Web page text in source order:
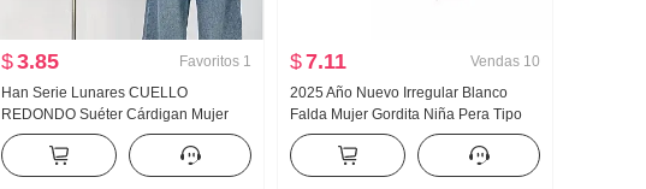
$3.85 Favoritos 1
Han Serie Lunares CUELLO
REDONDO Suéter Cárdigan Mujer
Principios de otoño 2026 Año Dulce
Estilo colegial Avanzado Sentido
Versátil Corto Abrigo
$7.11 Vendas 10
2025 Año Nuevo Irregular Blanco
Falda Mujer Gordita Niña Pera Tipo
Figura Cubierta ... Adelgazante Una
palabra Falda de sirena